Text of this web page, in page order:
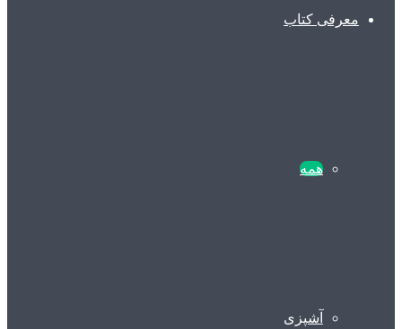
معرفی کتاب
همه
آشپزی